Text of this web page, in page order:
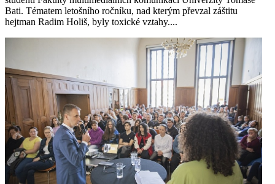
Bati. Tématem letošního ročníku, nad kterým převzal záštitu
hejtman Radim Holiš, byly toxické vztahy....